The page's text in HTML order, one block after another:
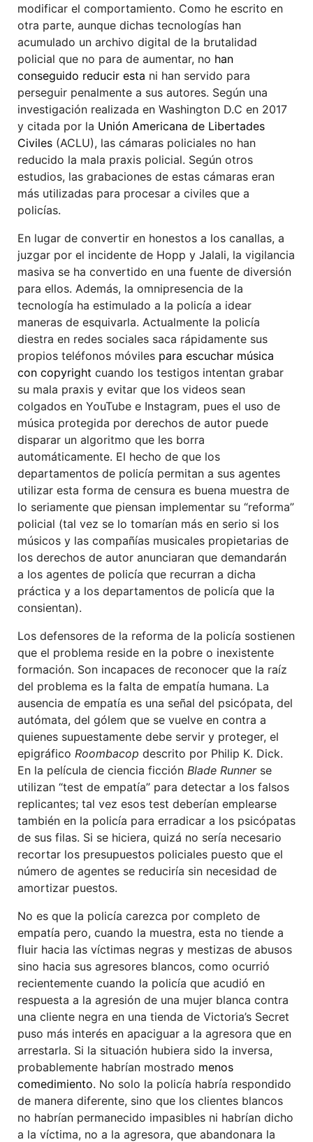
modificar el comportamiento. Como he escrito en
otra parte, aunque dichas tecnologías han
acumulado un archivo digital de la brutalidad
policial que no para de aumentar, no han
conseguido reducir esta ni han servido para
perseguir penalmente a sus autores. Según una
investigación realizada en Washington D.C en 2017
y citada por la Unión Americana de Libertades
Civiles (ACLU), las cámaras policiales no han
reducido la mala praxis policial. Según otros
estudios, las grabaciones de estas cámaras eran
más utilizadas para procesar a civiles que a
policías.
En lugar de convertir en honestos a los canallas, a
juzgar por el incidente de Hopp y Jalali, la vigilancia
masiva se ha convertido en una fuente de diversión
para ellos. Además, la omnipresencia de la
tecnología ha estimulado a la policía a idear
maneras de esquivarla. Actualmente la policía
diestra en redes sociales saca rápidamente sus
propios teléfonos móviles para escuchar música
con copyright cuando los testigos intentan grabar
su mala praxis y evitar que los videos sean
colgados en YouTube e Instagram, pues el uso de
música protegida por derechos de autor puede
disparar un algoritmo que les borra
automáticamente. El hecho de que los
departamentos de policía permitan a sus agentes
utilizar esta forma de censura es buena muestra de
lo seriamente que piensan implementar su “reforma”
policial (tal vez se lo tomarían más en serio si los
músicos y las compañías musicales propietarias de
los derechos de autor anunciaran que demandarán
a los agentes de policía que recurran a dicha
práctica y a los departamentos de policía que la
consientan).
Los defensores de la reforma de la policía sostienen
que el problema reside en la pobre o inexistente
formación. Son incapaces de reconocer que la raíz
del problema es la falta de empatía humana. La
ausencia de empatía es una señal del psicópata, del
autómata, del gólem que se vuelve en contra a
quienes supuestamente debe servir y proteger, el
epigráfico Roombacop descrito por Philip K. Dick.
En la película de ciencia ficción Blade Runnerse
utilizan “test de empatía” para detectar a los falsos
replicantes; tal vez esos test deberían emplearse
también en la policía para erradicar a los psicópatas
de sus filas. Si se hiciera, quizá no sería necesario
recortar los presupuestos policiales puesto que el
número de agentes se reduciría sin necesidad de
amortizar puestos.
No es que la policía carezca por completo de
empatía pero, cuando la muestra, esta no tiende a
fluir hacia las víctimas negras y mestizas de abusos
sino hacia sus agresores blancos, como ocurrió
recientemente cuando la policía que acudió en
respuesta a la agresión de una mujer blanca contra
una cliente negra en una tienda de Victoria’s Secret
puso más interés en apaciguar a la agresora que en
arrestarla. Si la situación hubiera sido la inversa,
probablemente habrían mostrado menos
comedimiento. No solo la policía habría respondido
de manera diferente, sino que los clientes blancos
no habrían permanecido impasibles ni habrían dicho
a la víctima, no a la agresora, que abandonara la